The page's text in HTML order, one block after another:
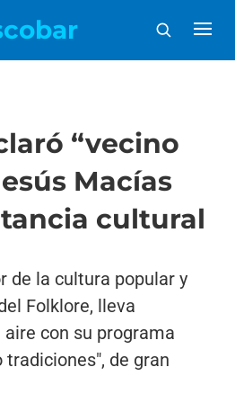
“vecino
Macías
cultural
de la cultura popular y
Folklore, lleva
con su programa
tradiciones", de gran